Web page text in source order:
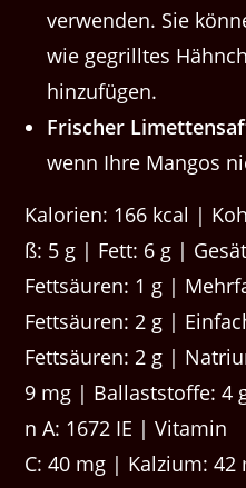
verwenden. Sie
​​wie gegrilltes
hinzufügen.
Frischer
wenn Ihre Mangos
Kalorien: 166 kcal |
ß: 5 g | Fett: 6 g |
Fettsäuren: 1 g |
Fettsäuren: 2 g |
Fettsäuren: 2 g |
9 mg | Ballaststoffe: 4
n A: 1672 IE | Vitamin
C: 40 mg | Kalzium: